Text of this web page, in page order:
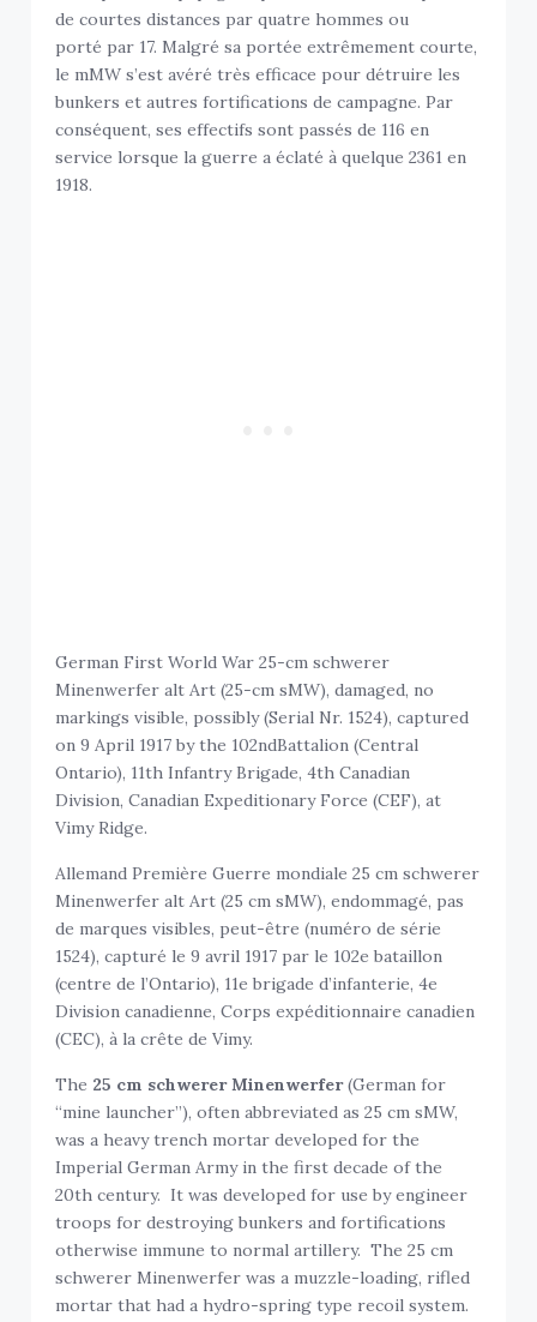
de courtes distances par quatre hommes ou
porté par 17. Malgré sa portée extrêmement courte,
le mMW s’est avéré très efficace pour détruire les
bunkers et autres fortifications de campagne. Par
conséquent, ses effectifs sont passés de 116 en
service lorsque la guerre a éclaté à quelque 2361 en
1918.
German First World War 25-cm schwerer
Minenwerfer alt Art (25-cm sMW), damaged, no
markings visible, possibly (Serial Nr. 1524), captured
on 9 April 1917 by the 102ndBattalion (Central
Ontario), 11th Infantry Brigade, 4th Canadian
Division, Canadian Expeditionary Force (CEF), at
Vimy Ridge.
Allemand Première Guerre mondiale 25 cm schwerer
Minenwerfer alt Art (25 cm sMW), endommagé, pas
de marques visibles, peut-être (numéro de série
1524), capturé le 9 avril 1917 par le 102e bataillon
(centre de l’Ontario), 11e brigade d’infanterie, 4e
Division canadienne, Corps expéditionnaire canadien
(CEC), à la crête de Vimy.
The 25 cm schwerer Minenwerfer(German for
“mine launcher”), often abbreviated as 25 cm sMW,
was a heavy trench mortar developed for the
Imperial German Army in the first decade of the
20th century. It was developed for use by engineer
troops for destroying bunkers and fortifications
otherwise immune to normal artillery. The 25 cm
schwerer Minenwerfer was a muzzle-loading, rifled
mortar that had a hydro-spring type recoil system.